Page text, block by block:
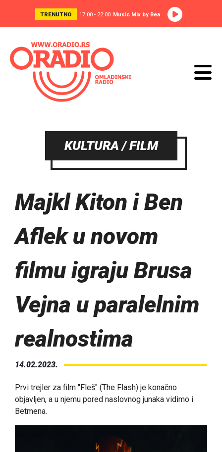
TRENUTNO 17:00 - 22:00 Music Mix by Bea
KULTURA / FILM
Majkl Kiton i Ben
Aflek u novom
filmu igraju Brusa
Vejna u paralelnim
realnostima
14.02.2023.
Prvi trejler za film "Fleš" (The Flash) je konačno
objavljen, a u njemu pored naslovnog junaka vidimo i
Betmena.